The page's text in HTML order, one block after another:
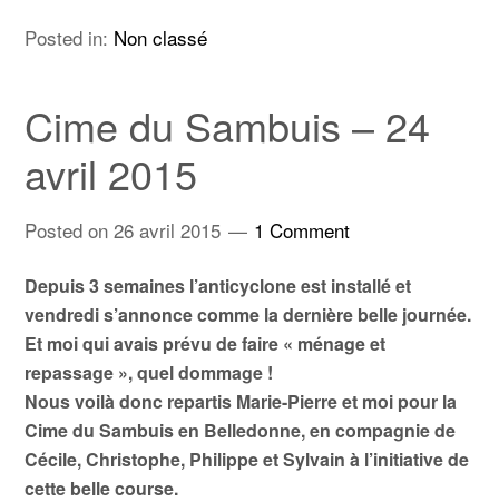
Posted in: Non classé
Cime du Sambuis – 24
avril 2015
Posted on26 avril 2015 1 Comment
Depuis 3 semaines l’anticyclone est installé et
vendredi s’annonce comme la dernière belle journée.
Et moi qui avais prévu de faire « ménage et
repassage », quel dommage !
Nous voilà donc repartis Marie-Pierre et moi pour la
Cime du Sambuis en Belledonne, en compagnie de
Cécile, Christophe, Philippe et Sylvain à l’initiative de
cette belle course.